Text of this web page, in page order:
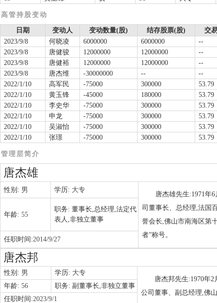
高管持股变动
日期 变动人 变动数量(股) 结存股票(股)
交
2023/9/8
何晓凌 6000000 6000000
--
2023/9/8
唐健骏 12000000 12000000
--
2023/9/8
唐健裕 12000000 12000000
--
2023/9/8
唐杰维 -30000000 --
--
2022/1/10
高军民 -75000 300000
53.79
2022/1/10
黄玉锋 -45000 180000
53.79
2022/1/10
李史华 -75000 300000
53.79
2022/1/10
申龙 -75000 300000
53.79
2022/1/10
吴淑怡 -75000 300000
53.79
2022/1/10
张璟 -75000 300000 53.79
管理层简介
唐杰雄
性别: 男 学历: 大专
唐杰雄先生:1971年
司董事长、总经理,法国
誉会长,佛山市南海区第
者”称号。
年龄: 55
职务: 董事长,总经理,法定代
表人,非独立董事
任职时间:2014/9/27
唐杰邦
性别: 男 学历: 大专
唐杰邦先生:1970年
公司董事、副总经理,佛
年龄: 56 职务: 副董事长,非独立董事
任职时间:2023/9/1